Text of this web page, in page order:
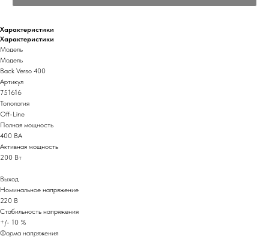
Характеристики
Характеристики
Модель
Модель
Back Verso 400
Артикул
751616
Топология
Off-Line
Полная мощность
400 ВА
Активная мощность
200 Вт
Выход
Номинальное напряжение
220 В
Стабильность напряжения
+/- 10 %
Форма напряжения